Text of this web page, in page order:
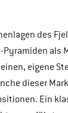
des
als
eigene
dieser
Ein